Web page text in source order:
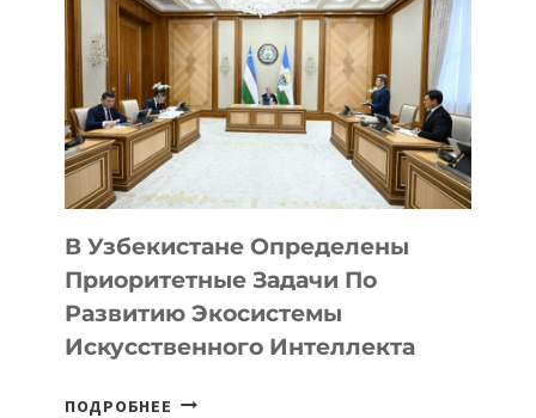
В Узбекистане Определены
Приоритетные Задачи По
Развитию Экосистемы
Искусственного Интеллекта
ПОДРОБНЕЕ